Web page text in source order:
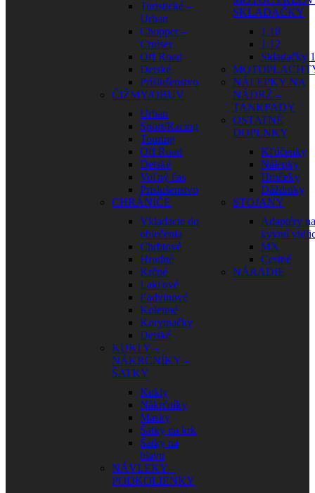
Turistické –
Urban
Chopper –
Cruiser
Off Road
Detské
Príslušenstvo
ČIŽMY/OBUV
Urban
Sport/Racing
Touring
Off Road
Detské
Voľný čas
Príslušenstvo
CHRÁNIČE
Vkladacie do
oblečenia
Chrbtové
Hrudné
Krčné
Lakťové
Ľadvinové
Kolenné
Korytnačky
Detské
KUKLY –
NÁKRČNÍKY –
ŠATKY
Kukly
Nákrčníky
Masky
Šatky na krk
Šatky na
hlavu
NÁVLEKY –
PODKOLIENKY
SKLADAČKY
1:18
1:12
Skladačky
NÁLEPKY NA
NÁDRŽ –
TANKPADY
OSTATNÉ
DOPLNKY
Kľúčenky
Nálepky
Hrnčeky
Dáždniky
STOJANY
Adaptéry na
kyvnú
MX
Cestné
NÁRADIE